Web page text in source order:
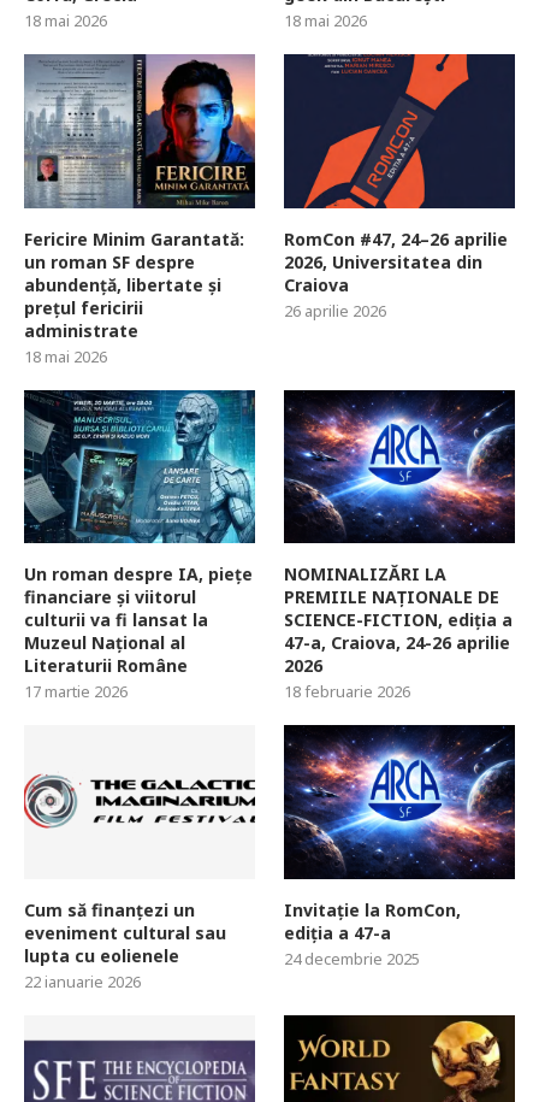
18 mai 2026 18 mai 2026
Fericire Minim Garantată:
un roman SF despre
abundență, libertate și
prețul fericirii
administrate
18 mai 2026
RomCon #47, 24–26 aprilie
2026, Universitatea din
Craiova
26 aprilie 2026
Un roman despre IA, piețe
financiare și viitorul
culturii va fi lansat la
Muzeul Național al
Literaturii Române
17 martie 2026
NOMINALIZĂRI LA
PREMIILE NAȚIONALE DE
SCIENCE-FICTION, ediția a
47-a, Craiova, 24-26 aprilie
2026
18 februarie 2026
Cum să finanțezi un
eveniment cultural sau
lupta cu eolienele
22 ianuarie 2026
Invitație la RomCon,
ediția a 47-a
24 decembrie 2025